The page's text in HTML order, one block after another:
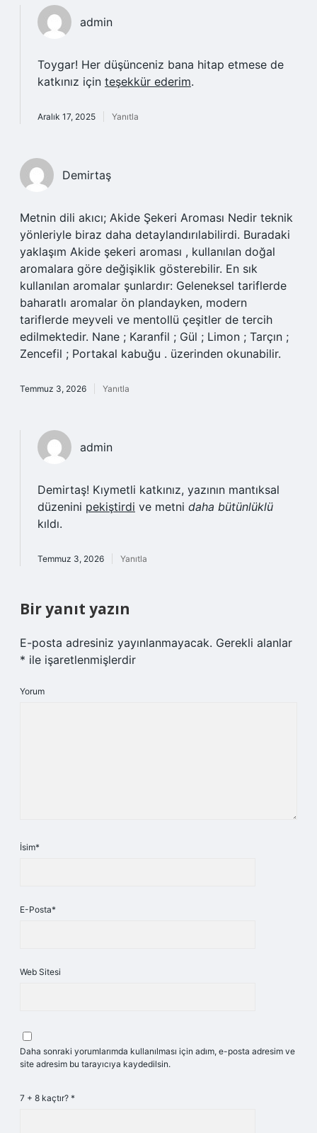
admin
Toygar! Her düşünceniz bana hitap etmese de
katkınız için teşekkür ederim.
Aralık 17, 2025 Yanıtla
Demirtaş
Metnin dili akıcı; Akide Şekeri Aroması Nedir teknik
yönleriyle biraz daha detaylandırılabilirdi. Buradaki
yaklaşım Akide şekeri aroması , kullanılan doğal
aromalara göre değişiklik gösterebilir. En sık
kullanılan aromalar şunlardır: Geleneksel tariflerde
baharatlı aromalar ön plandayken, modern
tariflerde meyveli ve mentollü çeşitler de tercih
edilmektedir. Nane ; Karanfil ; Gül ; Limon ; Tarçın ;
Zencefil ; Portakal kabuğu . üzerinden okunabilir.
Temmuz 3, 2026 Yanıtla
admin
Demirtaş! Kıymetli katkınız, yazının mantıksal
düzenini pekiştirdi ve metni daha bütünlüklü
kıldı.
Temmuz 3, 2026 Yanıtla
Bir yanıt yazın
E-posta adresiniz yayınlanmayacak. Gerekli alanlar
* ile işaretlenmişlerdir
Yorum
İsim*
E-Posta*
Web Sitesi
Daha sonraki yorumlarımda kullanılması için adım, e-posta adresim ve
site adresim bu tarayıcıya kaydedilsin.
7 + 8 kaçtır? *